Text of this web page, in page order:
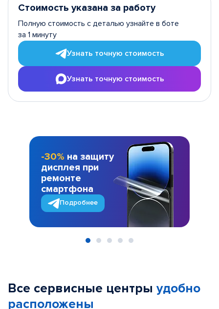
Стоимость указана за работу
Полную стоимость с деталью узнайте в боте
за 1 минуту
Узнать точную стоимость
Узнать точную стоимость
-30% на защиту
дисплея при
ремонте
смартфона
Подробнее
Все сервисные центры удобно
расположены